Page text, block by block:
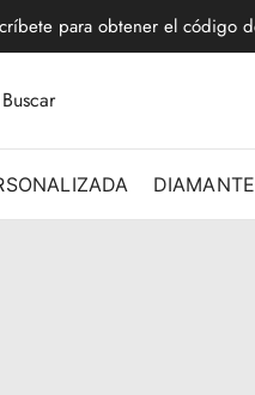
para obtener el código
Buscar